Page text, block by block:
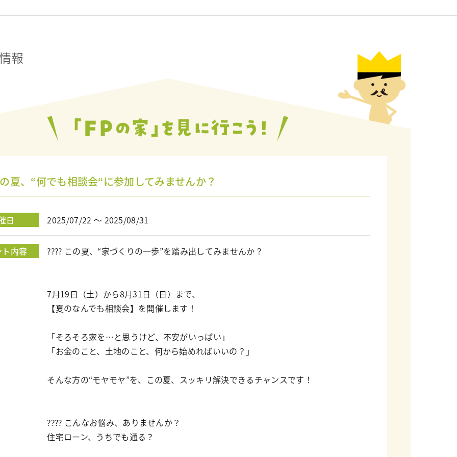
報
夏、“何でも相談会“に参加してみませんか？
日 2025/07/22 ～ 2025/08/31
内容 ???? この夏、“家づくりの一歩”を踏み出してみませんか？
7月19日（土）から8月31日（日）まで、
【夏のなんでも相談会】を開催します！
「そろそろ家を…と思うけど、不安がいっぱい」
「お金のこと、土地のこと、何から始めればいいの？」
そんな方の“モヤモヤ”を、この夏、スッキリ解決できるチャンスです！
???? こんなお悩み、ありませんか？
住宅ローン、うちでも通る？